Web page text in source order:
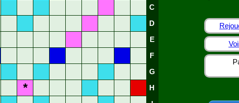
C
D
E
F
G
* H